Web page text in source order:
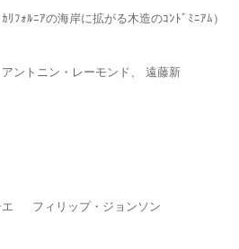
ﾌｫﾙﾆｱの海岸に拡がる木造のｺﾝﾄﾞﾐﾆｱﾑ）
ントニン・レーモンド、 遠藤新
エ フィリップ・ジョンソン